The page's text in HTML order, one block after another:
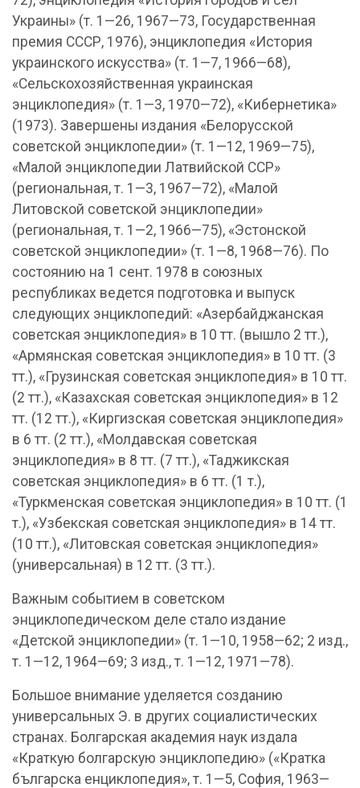
Украины» (т. 1—26, 1967—73, Государственная
премия СССР, 1976), энциклопедия «История
украинского искусства» (т. 1—7, 1966—68),
«Сельскохозяйственная украинская
энциклопедия» (т. 1—3, 1970—72), «Кибернетика»
(1973). Завершены издания «Белорусской
советской энциклопедии» (т. 1—12, 1969—75),
«Малой энциклопедии Латвийской ССР»
(региональная, т. 1—3, 1967—72), «Малой
Литовской советской энциклопедии»
(региональная, т. 1—2, 1966—75), «Эстонской
советской энциклопедии» (т. 1—8, 1968—76). По
состоянию на 1 сент. 1978 в союзных
республиках ведется подготовка и выпуск
следующих энциклопедий: «Азербайджанская
советская энциклопедия» в 10 тт. (вышло 2 тт.),
«Армянская советская энциклопедия» в 10 тт. (3
тт.), «Грузинская советская энциклопедия» в 10 тт.
(2 тт.), «Казахская советская энциклопедия» в 12
тт. (12 тт.), «Киргизская советская энциклопедия»
в 6 тт. (2 тт.), «Молдавская советская
энциклопедия» в 8 тт. (7 тт.), «Таджикская
советская энциклопедия» в 6 тт. (1 т.),
«Туркменская советская энциклопедия» в 10 тт. (1
т.), «Узбекская советская энциклопедия» в 14 тт.
(10 тт.), «Литовская советская энциклопедия»
(универсальная) в 12 тт. (3 тт.).
Важным событием в советском
энциклопедическом деле стало издание
«Детской энциклопедии» (т. 1—10, 1958—62; 2 изд.,
т. 1—12, 1964—69; 3 изд., т. 1—12, 1971—78).
Большое внимание уделяется созданию
универсальных Э. в других социалистических
странах. Болгарская академия наук издала
«Краткую болгарскую энциклопедию» («Кратка
българска енциклопедия», т. 1—5, София, 1963—